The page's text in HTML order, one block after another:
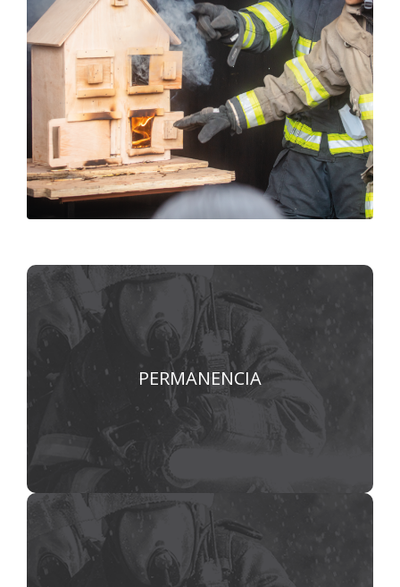
PERMANENCIA
La Unidad administra la permanencia, la
verificación de requisitos y el personal
institucional.
VER MÁS
Los procesos de permanencia y de
promoción operativos institucionales.